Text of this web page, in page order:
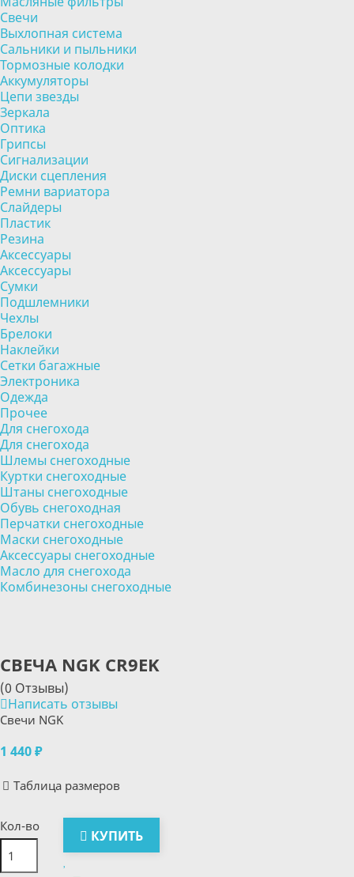
Свечи
Выхлопная система
Сальники и пыльники
Тормозные колодки
Аккумуляторы
Цепи звезды
Зеркала
Оптика
Грипсы
Сигнализации
Диски сцепления
Ремни вариатора
Слайдеры
Пластик
Резина
Аксессуары
Аксессуары
Сумки
Подшлемники
Чехлы
Брелоки
Наклейки
Сетки багажные
Электроника
Одежда
Прочее
Для снегохода
Для снегохода
Шлемы снегоходные
Куртки снегоходные
Штаны снегоходные
Обувь снегоходная
Перчатки снегоходные
Маски снегоходные
Аксессуары снегоходные
Масло для снегохода
Комбинезоны снегоходные
СВЕЧА NGK CR9EK
(0 Отзывы)
Написать отзывы
Свечи NGK
1 440 ₽
Таблица размеров
Кол-во
КУПИТЬ